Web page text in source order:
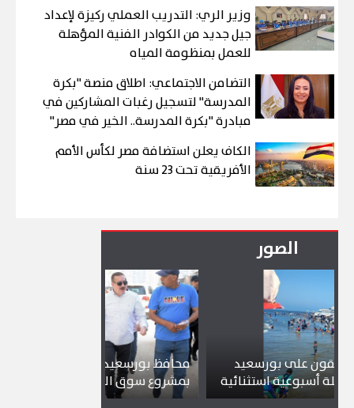
وزير الري: التدريب العملي ركيزة لإعداد
جيل جديد من الكوادر الفنية المؤهلة
للعمل بمنظومة المياه
التضامن الاجتماعي: اطلاق منصة "بكرة
المدرسة" لتسجيل رغبات المشاركين في
مبادرة "بكرة المدرسة.. الخير في مصر"
الكاف يعلن استضافة مصر لكأس الأمم
الأفريقية تحت 23 سنة
الصور
بورسعيد
استثنائية
محافظ بورسعيد يتابع سير العمل
بمشروع سوق التصنيع الجديد